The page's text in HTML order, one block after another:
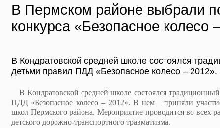
В Пермском районе выбрали
конкурса «Безопасное колесо
В Кондратовской средней школе состоялся
детьми правил ПДД «Безопасное колесо – 2012».
В Кондратовской средней школе состоялся
ПДД «Безопасное колесо – 2012». В нем приняли участие
школ Пермского района. Мероприятие проводится во всех
детского дорожно-транспортного травматизма.